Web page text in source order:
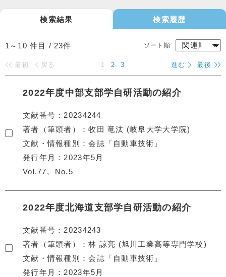
検索結果 検索履歴
1～10 件目 / 23件 ソート順
最初 戻る 1 2 3 進む 最後
2022年度中部支部学自研活動の紹介
文献番号
20234244
著者（筆頭者）
牧田 竜汰 (岐阜大学大学院)
文献・情報種別
会誌「自動車技術」
発行年月
2023年5月
Vol.77
No.5
2022年度北海道支部学自研活動の紹介
文献番号
20234243
著者（筆頭者）
林 諒亮 (旭川工業高等専門学校)
文献・情報種別
会誌「自動車技術」
発行年月
2023年5月